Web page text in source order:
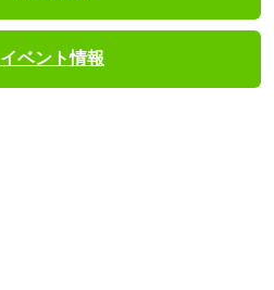
イベント情報